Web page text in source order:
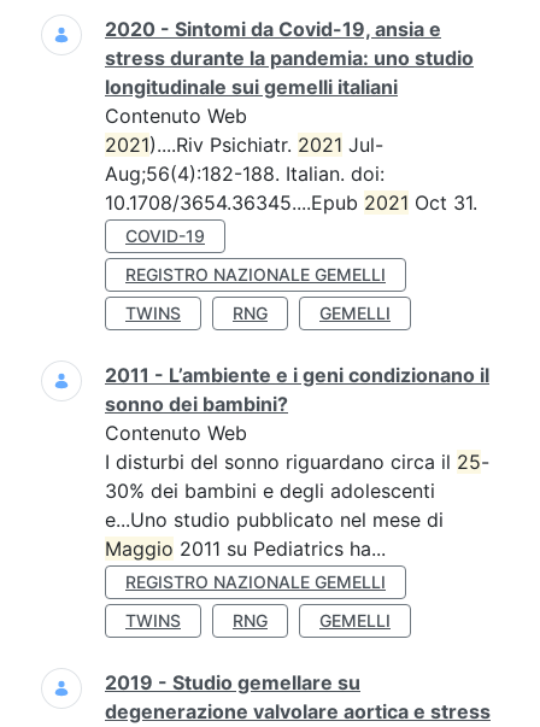
Ricerca
2020 - Sintomi da Covid-19, ansia e
stress durante la pandemia: uno studio
longitudinale sui gemelli italiani
Contenuto Web
2021)....Riv Psichiatr. 2021 Jul-
Aug;56(4):182-188. Italian. doi:
10.1708/3654.36345....Epub 2021 Oct 31.
COVID-19
REGISTRO NAZIONALE GEMELLI
TWINS
RNG GEMELLI
2011 - L’ambiente e i geni condizionano il
sonno dei bambini?
Contenuto Web
I disturbi del sonno riguardano circa il 25-
30% dei bambini e degli adolescenti
e...Uno studio pubblicato nel mese di
Maggio 2011 su Pediatrics ha...
REGISTRO NAZIONALE GEMELLI
TWINS
RNG GEMELLI
2019 - Studio gemellare su
degenerazione valvolare aortica e stress